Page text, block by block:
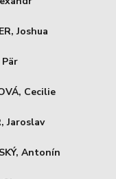
Joshua
Pär
Cecilie
Jaroslav
Antonín